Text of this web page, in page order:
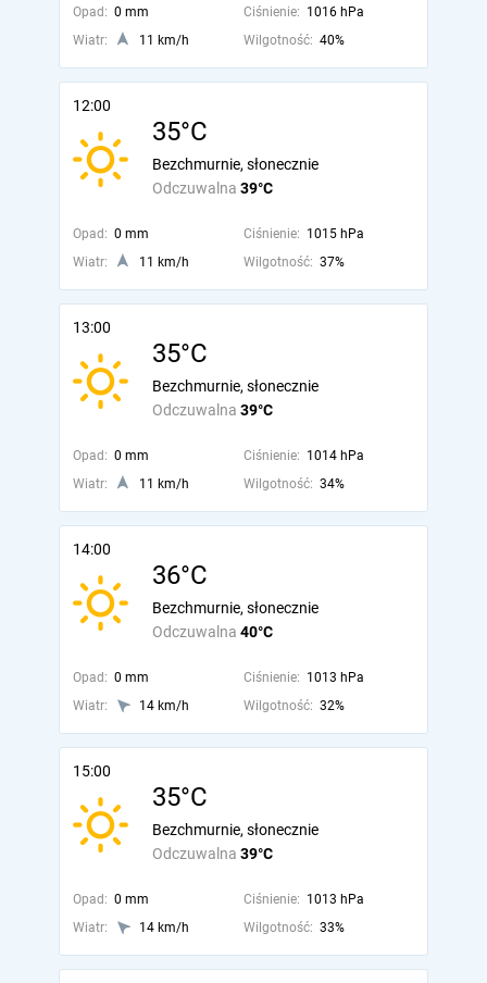
Opad: 0 mm Ciśnienie: 1016 hPa
Wiatr:
11 km/h Wilgotność: 40%
12:00
35°C
Odczuwalna 39°C
Bezchmurnie, słonecznie
Opad: 0 mm Ciśnienie: 1015 hPa
Wiatr:
11 km/h Wilgotność: 37%
13:00
35°C
Odczuwalna 39°C
Bezchmurnie, słonecznie
Opad: 0 mm Ciśnienie: 1014 hPa
Wiatr:
11 km/h Wilgotność: 34%
14:00
36°C
Odczuwalna 40°C
Bezchmurnie, słonecznie
Opad: 0 mm Ciśnienie: 1013 hPa
Wiatr:
14 km/h Wilgotność: 32%
15:00
35°C
Odczuwalna 39°C
Bezchmurnie, słonecznie
Opad: 0 mm Ciśnienie: 1013 hPa
Wiatr:
14 km/h Wilgotność: 33%